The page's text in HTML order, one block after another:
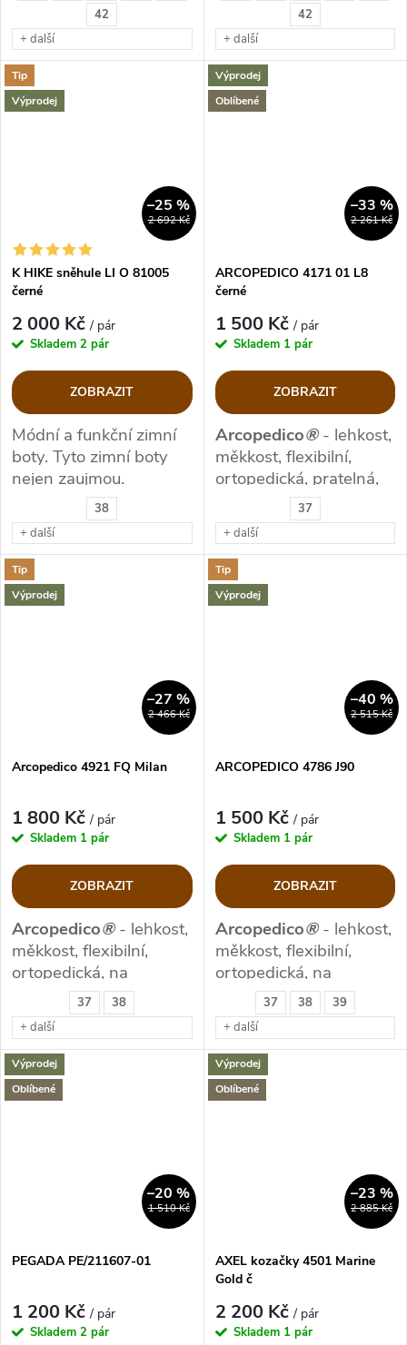
42
+ další
42
+ další
Tip
Výprodej
2 692 Kč
–25 %
38
+ další
K HIKE sněhule LI O 81005
černé
2 000 Kč/ pár
Skladem 2 pár
ZOBRAZIT
Módní a funkční zimní
boty. Tyto zimní boty
nejen zaujmou.
Výprodej
Oblíbené
2 261 Kč
–33 %
37
+ další
ARCOPEDICO 4171 01 L8
černé
1 500 Kč/ pár
Skladem 1 pár
ZOBRAZIT
Arcopedico®- lehkost,
měkkost, flexibilní,
ortopedická, pratelná,
na cestování
Tip
Výprodej
2 466 Kč
–27 %
37
38
+ další
Arcopedico 4921 FQ Milan
1 800 Kč/ pár
Skladem 1 pár
ZOBRAZIT
Arcopedico®- lehkost,
měkkost, flexibilní,
ortopedická, na
cestování, s kožíškem
Tip
Výprodej
2 515 Kč
–40 %
37 38
39
+ další
ARCOPEDICO 4786 J90
1 500 Kč/ pár
Skladem 1 pár
ZOBRAZIT
Arcopedico®- lehkost,
měkkost, flexibilní,
ortopedická, na
cestování, s
membránou a kožíškem
Výprodej
Oblíbené
1 510 Kč
–20 %
PEGADA PE/211607-01
1 200 Kč/ pár
Skladem 2 pár
Výprodej
Oblíbené
2 885 Kč
–23 %
AXEL kozačky 4501 Marine
Gold č
2 200 Kč/ pár
Skladem 1 pár